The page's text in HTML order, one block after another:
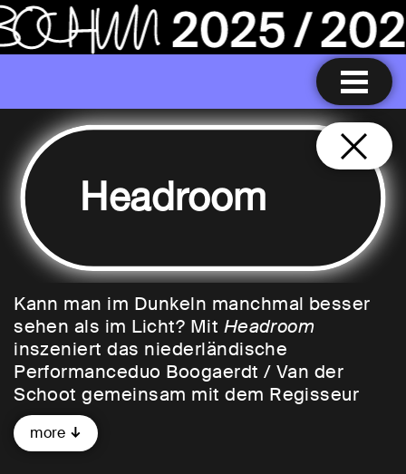
Headroom
Kann man im Dunkeln manchmal besser
sehen als im Licht? Mit Headroom
inszeniert das niederländische
Performanceduo Boogaerdt / Van der
Schoot gemeinsam mit dem Regisseur
Erik Whien eine Reise ins Unbewusste,
dem sie fortwährend Fragmente und Bilder
more